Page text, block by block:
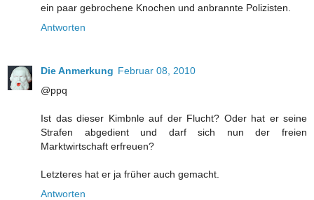
ein paar gebrochene Knochen und anbrannte Polizisten.
Antworten
Die Anmerkung Februar 08, 2010
@ppq
Ist das dieser Kimbnle auf der Flucht? Oder hat er seine
Strafen abgedient und darf sich nun der freien
Marktwirtschaft erfreuen?
Letzteres hat er ja früher auch gemacht.
Antworten